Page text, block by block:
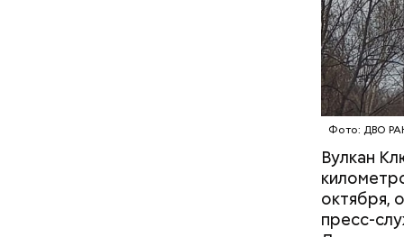
Фото: ДВО
Вулкан
октября,
пресс-
японский напиток сбросить